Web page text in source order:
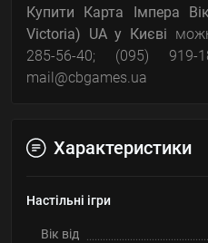
Купити
Карта Імпера
Victoria) UA у Києві
285-56-40; (095) 919-
mail@cbgames.ua
Характеристики
Настільні ігри
Вік від